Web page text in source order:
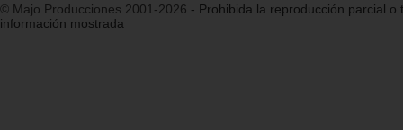
© Majo Producciones 2001-2026 - Prohibida la reproducción parcial o
información mostrada